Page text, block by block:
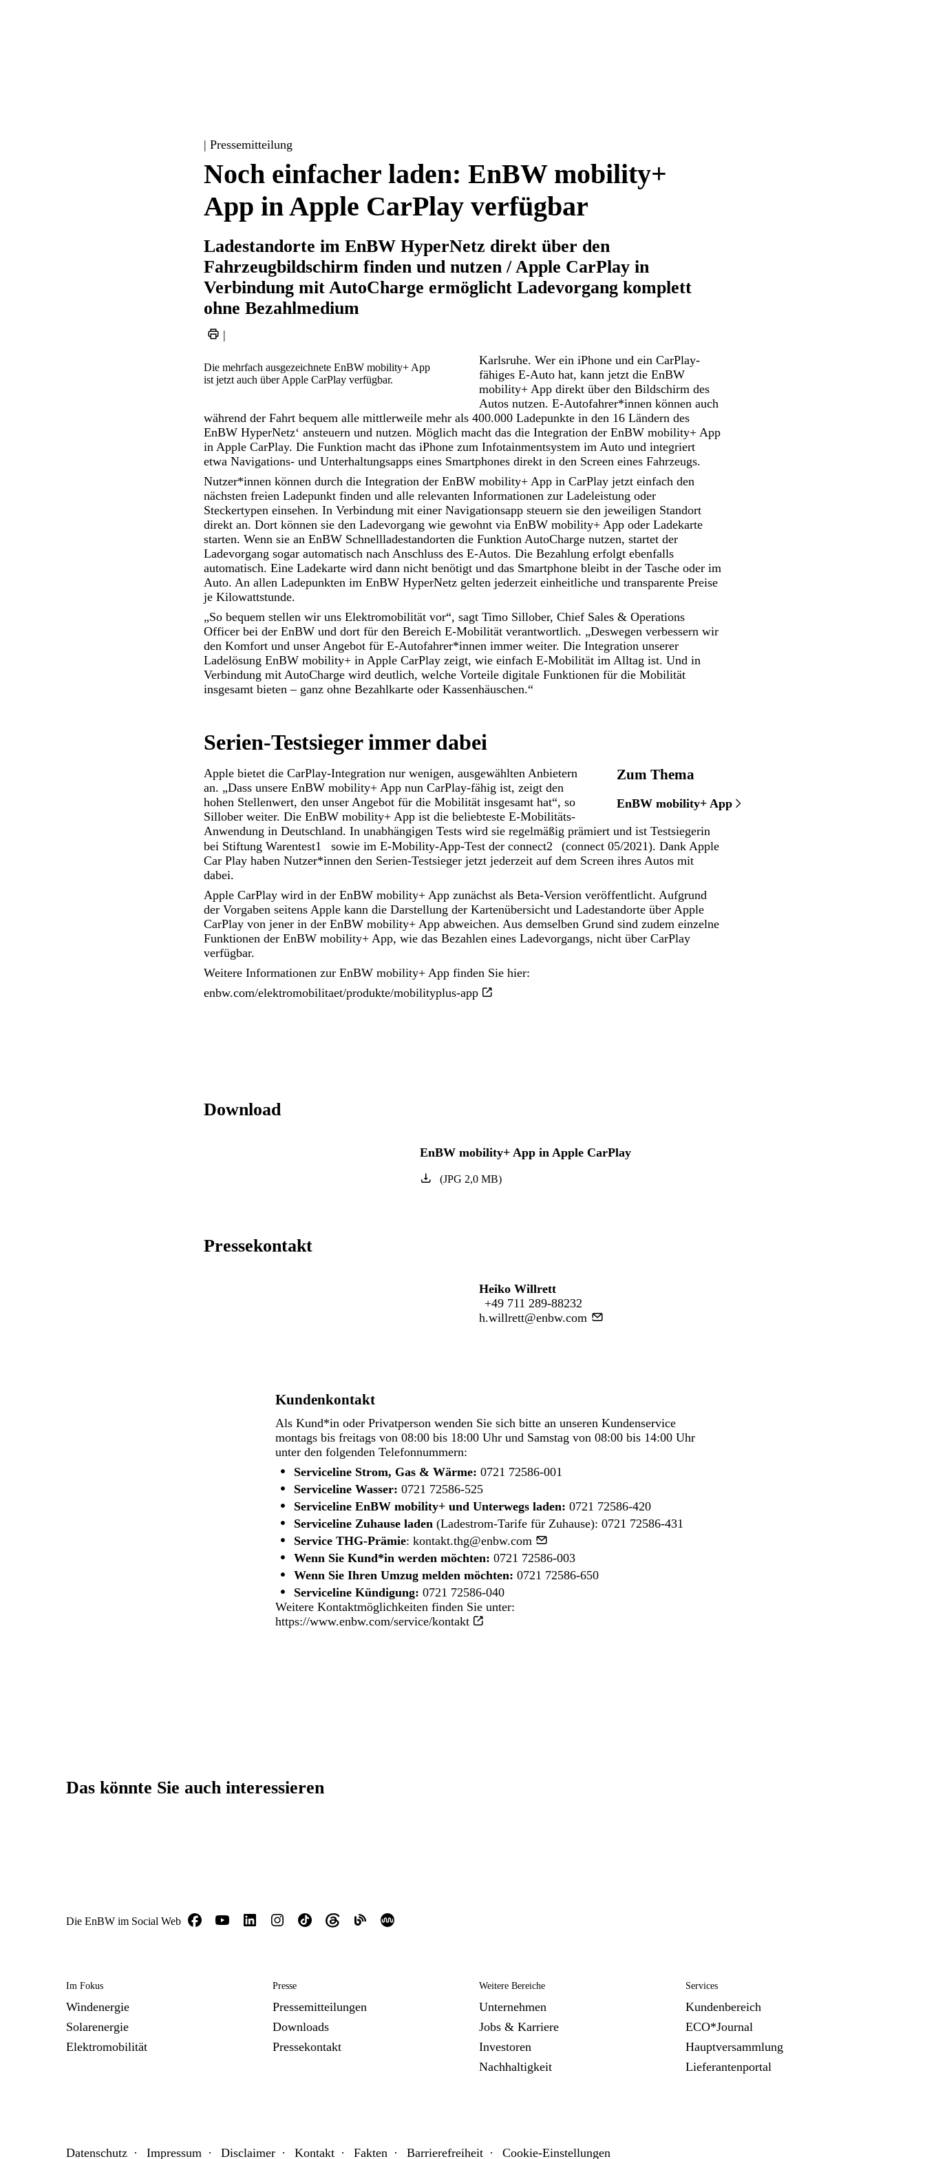
| Pressemitteilung
Noch einfacher laden: EnBW mobility+
App in Apple CarPlay verfügbar
Ladestandorte im EnBW HyperNetz direkt über den
Fahrzeugbildschirm finden und nutzen / Apple CarPlay in
Verbindung mit AutoCharge ermöglicht Ladevorgang komplett
ohne Bezahlmedium
|
Die mehrfach ausgezeichnete EnBW mobility+ App
ist jetzt auch über Apple CarPlay verfügbar.
Karlsruhe. Wer ein iPhone und ein CarPlay-
fähiges E-Auto hat, kann jetzt die EnBW
mobility+ App direkt über den Bildschirm des
Autos nutzen. E-Autofahrer*innen können auch
während der Fahrt bequem alle mittlerweile mehr als 400.000 Ladepunkte in den 16 Ländern des
EnBW HyperNetz‘ ansteuern und nutzen. Möglich macht das die Integration der EnBW mobility+ App
in Apple CarPlay. Die Funktion macht das iPhone zum Infotainmentsystem im Auto und integriert
etwa Navigations- und Unterhaltungsapps eines Smartphones direkt in den Screen eines Fahrzeugs.
Nutzer*innen können durch die Integration der EnBW mobility+ App in CarPlay jetzt einfach den
nächsten freien Ladepunkt finden und alle relevanten Informationen zur Ladeleistung oder
Steckertypen einsehen. In Verbindung mit einer Navigationsapp steuern sie den jeweiligen Standort
direkt an. Dort können sie den Ladevorgang wie gewohnt via EnBW mobility+ App oder Ladekarte
starten. Wenn sie an EnBW Schnellladestandorten die Funktion AutoCharge nutzen, startet der
Ladevorgang sogar automatisch nach Anschluss des E-Autos. Die Bezahlung erfolgt ebenfalls
automatisch. Eine Ladekarte wird dann nicht benötigt und das Smartphone bleibt in der Tasche oder im
Auto. An allen Ladepunkten im EnBW HyperNetz gelten jederzeit einheitliche und transparente Preise
je Kilowattstunde.
„So bequem stellen wir uns Elektromobilität vor“, sagt Timo Sillober, Chief Sales & Operations
Officer bei der EnBW und dort für den Bereich E-Mobilität verantwortlich. „Deswegen verbessern wir
den Komfort und unser Angebot für E-Autofahrer*innen immer weiter. Die Integration unserer
Ladelösung EnBW mobility+ in Apple CarPlay zeigt, wie einfach E-Mobilität im Alltag ist. Und in
Verbindung mit AutoCharge wird deutlich, welche Vorteile digitale Funktionen für die Mobilität
insgesamt bieten – ganz ohne Bezahlkarte oder Kassenhäuschen.“
Serien-Testsieger immer dabei
Zum Thema
EnBW mobility+ App
Apple bietet die CarPlay-Integration nur wenigen, ausgewählten Anbietern
an. „Dass unsere EnBW mobility+ App nun CarPlay-fähig ist, zeigt den
hohen Stellenwert, den unser Angebot für die Mobilität insgesamt hat“, so
Sillober weiter. Die EnBW mobility+ App ist die beliebteste E-Mobilitäts-
Anwendung in Deutschland. In unabhängigen Tests wird sie regelmäßig prämiert und ist Testsiegerin
bei Stiftung Warentest1
sowie im E-Mobility-App-Test der connect2
(connect 05/2021). Dank Apple
Car Play haben Nutzer*innen den Serien-Testsieger jetzt jederzeit auf dem Screen ihres Autos mit
dabei.
Apple CarPlay wird in der EnBW mobility+ App zunächst als Beta-Version veröffentlicht. Aufgrund
der Vorgaben seitens Apple kann die Darstellung der Kartenübersicht und Ladestandorte über Apple
CarPlay von jener in der EnBW mobility+ App abweichen. Aus demselben Grund sind zudem einzelne
Funktionen der EnBW mobility+ App, wie das Bezahlen eines Ladevorgangs, nicht über CarPlay
verfügbar.
Weitere Informationen zur EnBW mobility+ App finden Sie hier:
enbw.com/elektromobilitaet/produkte/mobilityplus-app
Download
EnBW mobility+ App in Apple CarPlay
(JPG 2,0 MB)
Pressekontakt
Heiko Willrett
+49 711 289-88232
h.willrett@enbw.com
Kundenkontakt
Als Kund*in oder Privatperson wenden Sie sich bitte an unseren Kundenservice
montags bis freitags von 08:00 bis 18:00 Uhr und Samstag von 08:00 bis 14:00 Uhr
unter den folgenden Telefonnummern:
Serviceline Strom, Gas & Wärme: 0721 72586-001
Serviceline Wasser: 0721 72586-525
Serviceline EnBW mobility+ und Unterwegs laden: 0721 72586-420
Serviceline Zuhause laden (Ladestrom-Tarife für Zuhause): 0721 72586-431
Service THG-Prämie: kontakt.thg@enbw.com
Wenn Sie Kund*in werden möchten: 0721 72586-003
Wenn Sie Ihren Umzug melden möchten: 0721 72586-650
Serviceline Kündigung: 0721 72586-040
Weitere Kontaktmöglichkeiten finden Sie unter:
https://www.enbw.com/service/kontakt
Das könnte Sie auch interessieren
Die EnBW im Social Web
Im Fokus
Windenergie
Solarenergie
Elektromobilität
Presse
Pressemitteilungen
Downloads
Pressekontakt
Weitere Bereiche
Unternehmen
Jobs & Karriere
Investoren
Nachhaltigkeit
Services
Kundenbereich
ECO*Journal
Hauptversammlung
Lieferantenportal
Datenschutz Impressum Disclaimer Kontakt Fakten Barrierefreiheit Cookie-Einstellungen